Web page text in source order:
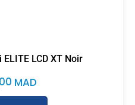
LCD XT Noir
MAD